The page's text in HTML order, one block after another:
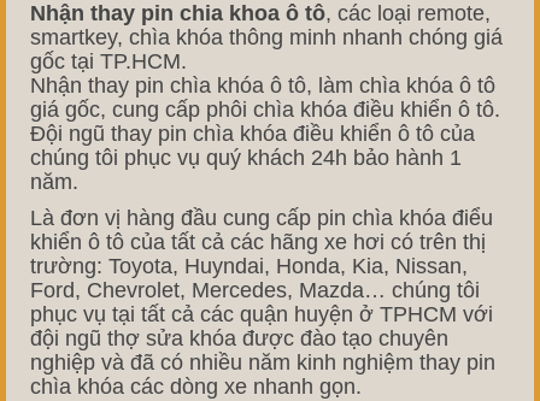
Nhận thay pin chia khoa ô tô, các loại remote,
smartkey, chìa khóa thông minh nhanh chóng giá
gốc tại TP.HCM.
Nhận thay pin chìa khóa ô tô, làm chìa khóa ô tô
giá gốc, cung cấp phôi chìa khóa điều khiển ô tô.
Đội ngũ thay pin chìa khóa điều khiển ô tô của
chúng tôi phục vụ quý khách 24h bảo hành 1
năm.
Là đơn vị hàng đầu cung cấp pin chìa khóa điểu
khiển ô tô của tất cả các hãng xe hơi có trên thị
trường: Toyota, Huyndai, Honda, Kia, Nissan,
Ford, Chevrolet, Mercedes, Mazda… chúng tôi
phục vụ tại tất cả các quận huyện ở TPHCM với
đội ngũ thợ sửa khóa được đào tạo chuyên
nghiệp và đã có nhiều năm kinh nghiệm thay pin
chìa khóa các dòng xe nhanh gọn.